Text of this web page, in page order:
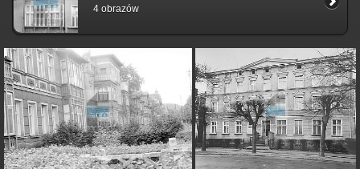
4 obrazów